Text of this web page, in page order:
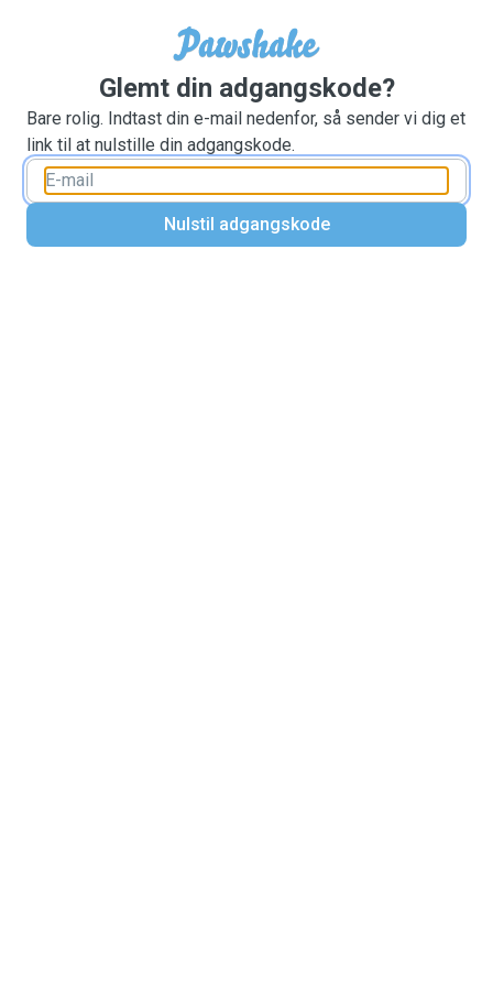
Glemt din adgangskode?
Bare rolig. Indtast din e-mail nedenfor, så sender vi dig et
link til at nulstille din adgangskode.
Nulstil adgangskode